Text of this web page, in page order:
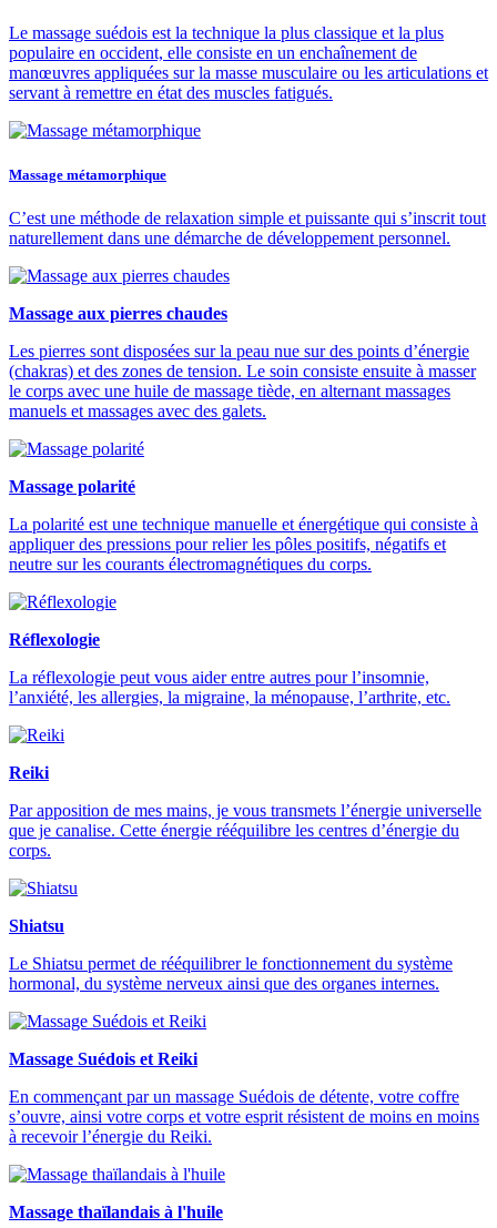
Le massage suédois est la technique la plus classique et la plus
populaire en occident, elle consiste en un enchaînement de
manœuvres appliquées sur la masse musculaire ou les articulations et
servant à remettre en état des muscles fatigués.
Massage métamorphique
C’est une méthode de relaxation simple et puissante qui s’inscrit tout
naturellement dans une démarche de développement personnel.
Massage aux pierres chaudes
Les pierres sont disposées sur la peau nue sur des points d’énergie
(chakras) et des zones de tension. Le soin consiste ensuite à masser
le corps avec une huile de massage tiède, en alternant massages
manuels et massages avec des galets.
Massage polarité
La polarité est une technique manuelle et énergétique qui consiste à
appliquer des pressions pour relier les pôles positifs, négatifs et
neutre sur les courants électromagnétiques du corps.
Réflexologie
La réflexologie peut vous aider entre autres pour l’insomnie,
l’anxiété, les allergies, la migraine, la ménopause, l’arthrite, etc.
Reiki
Par apposition de mes mains, je vous transmets l’énergie universelle
que je canalise. Cette énergie rééquilibre les centres d’énergie du
corps.
Shiatsu
Le Shiatsu permet de rééquilibrer le fonctionnement du système
hormonal, du système nerveux ainsi que des organes internes.
Massage Suédois et Reiki
En commençant par un massage Suédois de détente, votre coffre
s’ouvre, ainsi votre corps et votre esprit résistent de moins en moins
à recevoir l’énergie du Reiki.
Massage thaïlandais à l'huile